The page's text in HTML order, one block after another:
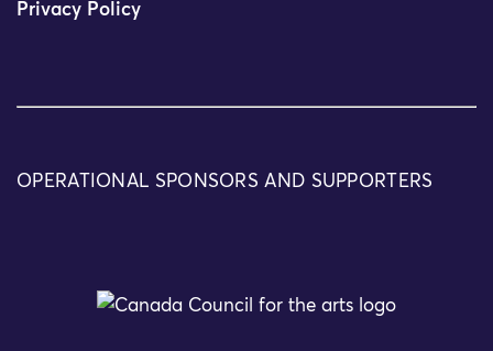
Privacy Policy
OPERATIONAL SPONSORS AND SUPPORTERS